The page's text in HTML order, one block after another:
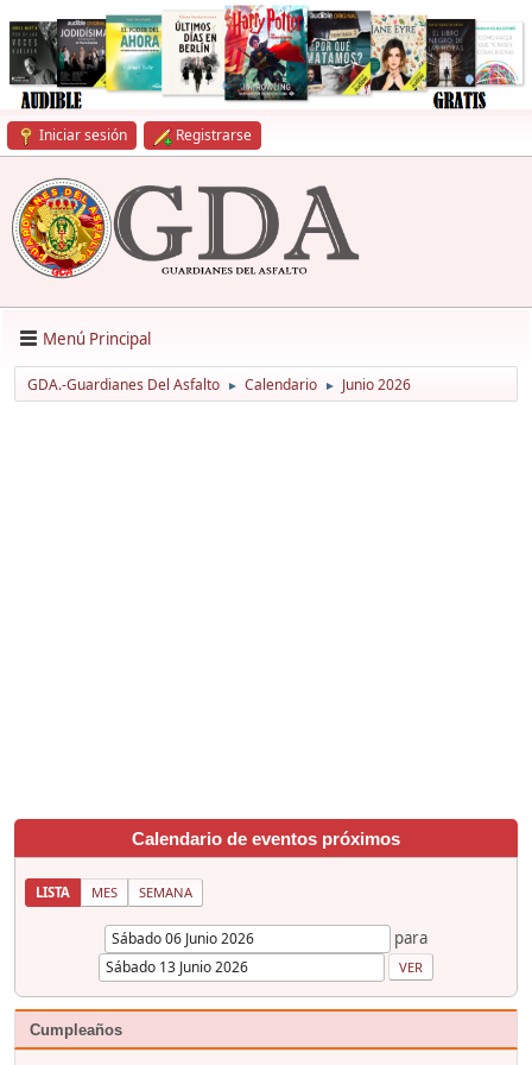
Iniciar sesión Registrarse
Menú Principal
GDA.-Guardianes Del Asfalto ► Calendario ► Junio 2026
Calendario de eventos próximos
LISTA MES SEMANA
para
Cumpleaños